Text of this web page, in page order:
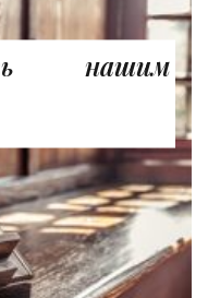
нашим